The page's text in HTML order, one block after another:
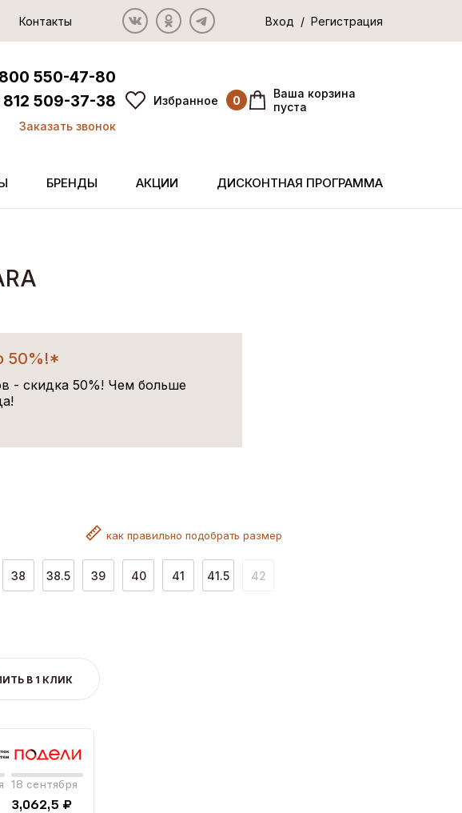
Контакты Вход / Регистрация
550-47-80
812 509-37-38
Заказать звонок
Избранное 0
Ваша корзина
пуста
БРЕНДЫ АКЦИИ ДИСКОНТНАЯ ПРОГРАММА
50%!*
- скидка 50%! Чем больше
как правильно подобрать размер
38 38.5 39 40 41 41.5 42
В 1 КЛИК
18 сентября
3,062,5 ₽